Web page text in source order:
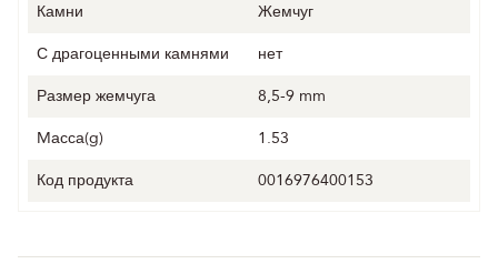
Камни
Жемчуг
С драгоценными камнями
нет
Размер жемчуга
8,5-9 mm
Mасса(g)
1.53
Код продукта
0016976400153